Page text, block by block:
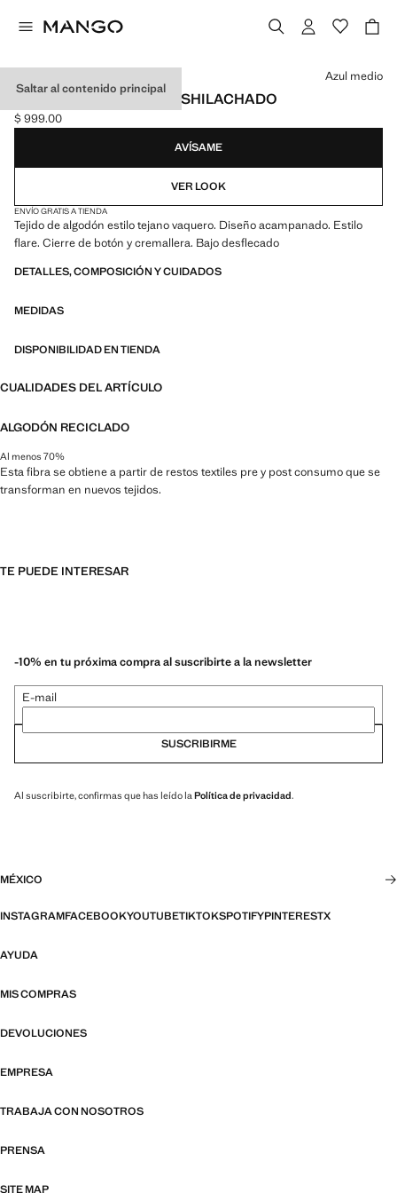
Saltar al contenido principal
JEANS FLARE BAJO DESHILACHADO
Precio actual [$ 999.00 ]
$ 999.00
Selecciona un color
Azul medio
AVÍSAME
VER LOOK
ENVÍO GRATIS A TIENDA
Tejido de algodón estilo tejano vaquero. Diseño acampanado. Estilo
flare. Cierre de botón y cremallera. Bajo desflecado
DETALLES, COMPOSICIÓN Y CUIDADOS
MEDIDAS
DISPONIBILIDAD EN TIENDA
CUALIDADES DEL ARTÍCULO
ALGODÓN RECICLADO
Al menos 70%
Esta fibra se obtiene a partir de restos textiles pre y post consumo que se
transforman en nuevos tejidos.
TE PUEDE INTERESAR
-10% en tu próxima compra al suscribirte a la newsletter
E-mail
SUSCRIBIRME
Al suscribirte, confirmas que has leído laPolítica de privacidad.
MÉXICO
INSTAGRAMFACEBOOKYOUTUBETIKTOKSPOTIFYPINTERESTX
AYUDA
MIS COMPRAS
DEVOLUCIONES
EMPRESA
TRABAJA CON NOSOTROS
PRENSA
SITE MAP